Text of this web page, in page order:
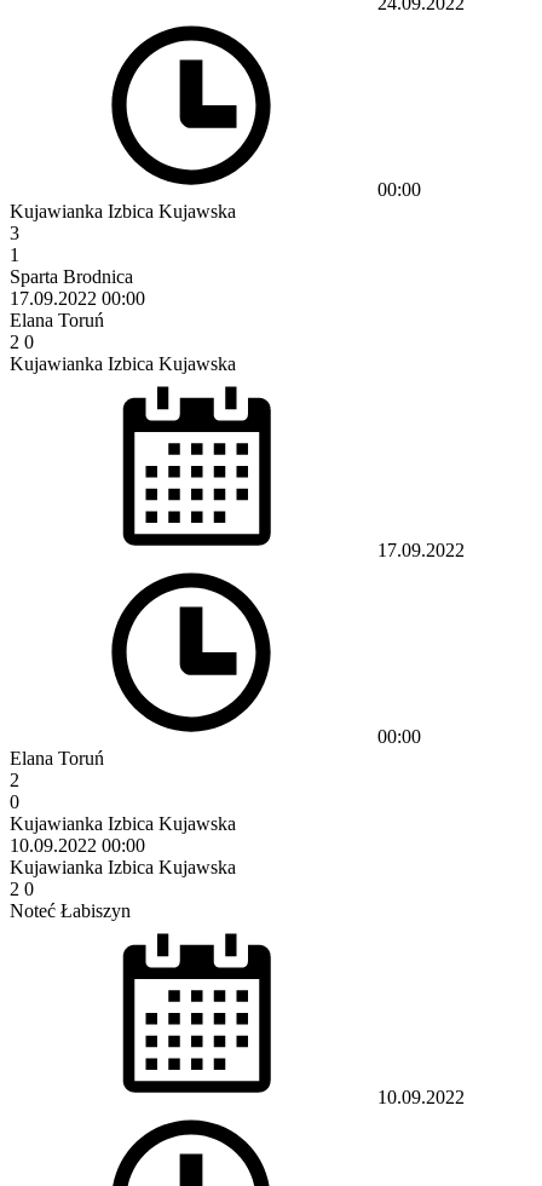
00:00
Kujawianka Izbica Kujawska
3
1
Sparta Brodnica
17.09.2022 00:00
Elana Toruń
2 0
Kujawianka Izbica Kujawska
17.09.2022
00:00
Elana Toruń
2
0
Kujawianka Izbica Kujawska
10.09.2022 00:00
Kujawianka Izbica Kujawska
2 0
Noteć Łabiszyn
10.09.2022